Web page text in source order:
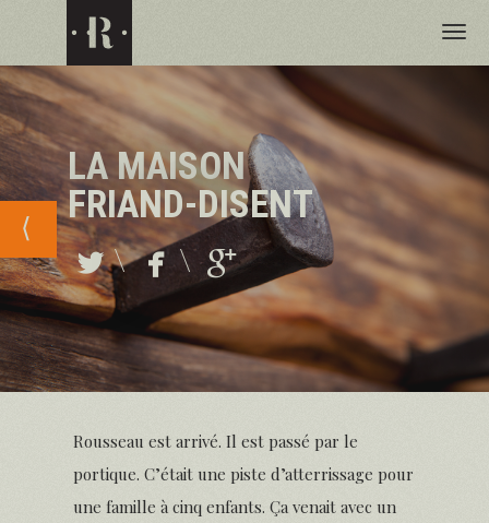
LA MAISON
FRIAND-DISENT
\ \
⟨
Rousseau est arrivé. Il est passé par le
portique. C’était une piste d’atterrissage pour
une famille à cinq enfants. Ça venait avec un